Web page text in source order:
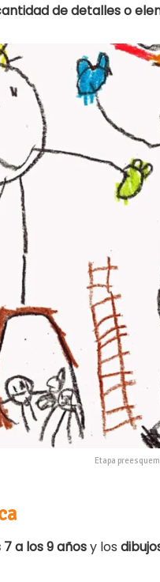
de detalles o
Etapa
a los 9 añosy los